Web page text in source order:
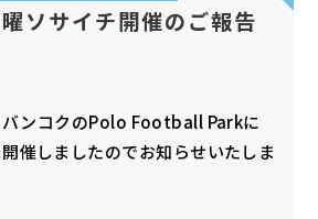
ソサイチ開催のご報告
ンコクのPolo Football Parkに
催しましたのでお知らせいたしま